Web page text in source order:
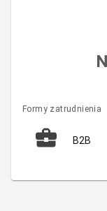
Formy zatrudnienia
B2B